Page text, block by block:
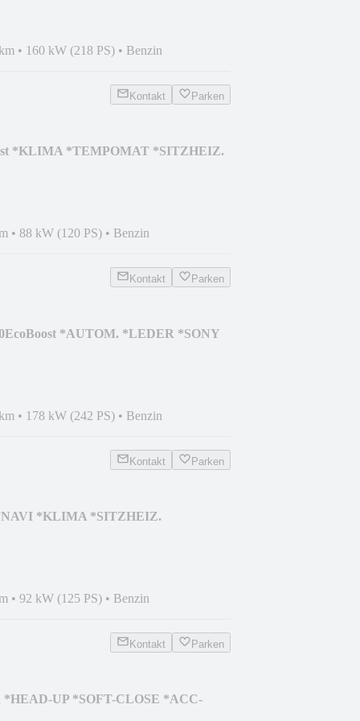
• 160 kW (218 PS) • Benzin
Kontakt Parken
*KLIMA *TEMPOMAT *SITZHEIZ.
• 88 kW (120 PS) • Benzin
Kontakt Parken
*AUTOM. *LEDER *SONY
• 178 kW (242 PS) • Benzin
Kontakt Parken
*KLIMA *SITZHEIZ.
• 92 kW (125 PS) • Benzin
Kontakt Parken
*HEAD-UP *SOFT-CLOSE *ACC-